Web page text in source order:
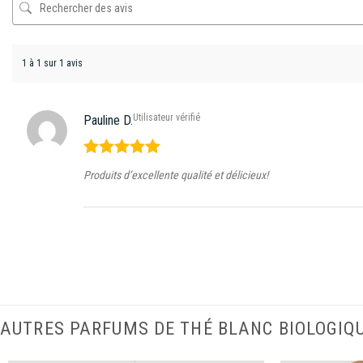
1 à 1 sur 1 avis
Pauline D.Utilisateur vérifié
Note5
sur
5
Produits d’excellente qualité et délicieux!
AUTRES PARFUMS DE THÉ BLANC